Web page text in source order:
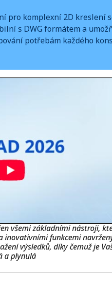
pro komplexní 2D kreslení
s DWG formátem a
potřebám každého
všemi základními nástroji,
inovativními funkcemi
výsledků, díky čemuž je
a plynulá